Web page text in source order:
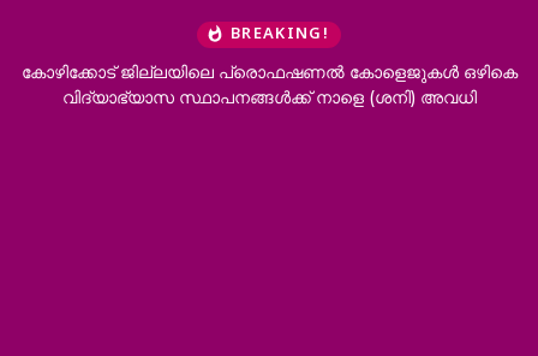
BREAKING!
ഒഴികെ ‘ഭർത്താവിന്റെ കുടുംബത്തിനൊപ്പം
വേണം’; വിവാഹമോചനം അനുവദിച്ച്